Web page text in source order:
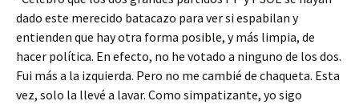
dado este merecido batacazo para ver si espabilan y
entienden que hay otra forma posible, y más limpia, de
hacer política. En efecto, no he votado a ninguno de los dos.
Fui más a la izquierda. Pero no me cambié de chaqueta. Esta
vez, solo la llevé a lavar. Como simpatizante, yo sigo